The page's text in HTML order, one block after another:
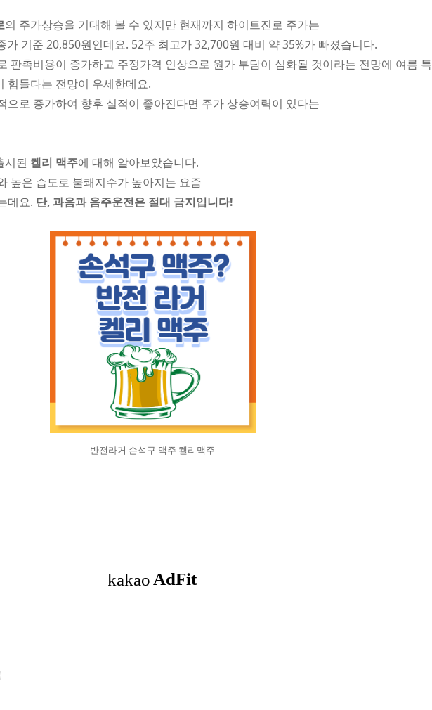
의 주가상승을 기대해 볼 수 있지만 현재까지 하이트진로 주가는
가 기준 20,850원인데요. 52주 최고가 32,700원 대비 약 35%가 빠졌습니다.
판촉비용이 증가하고 주정가격 인상으로 원가 부담이 심화될 것이라는 전망에 여름 특
힘들다는 전망이 우세한데요.
으로 증가하여 향후 실적이 좋아진다면 주가 상승여력이 있다는
시된 켈리 맥주에 대해 알아보았습니다.
높은 습도로 불쾌지수가 높아지는 요즘
데요. 단, 과음과 음주운전은 절대 금지입니다!
반전라거 손석구 맥주 켈리맥주